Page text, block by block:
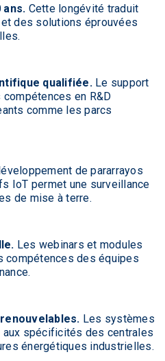
ans. Cette longévité traduit
des solutions éprouvées
qualifiée. Le support
compétences en R&D
comme les parcs
de pararrayos
IoT permet une surveillance
de mise à terre.
Les webinars et modules
compétences des équipes
Les systèmes
aux spécificités des centrales
énergétiques industrielles.